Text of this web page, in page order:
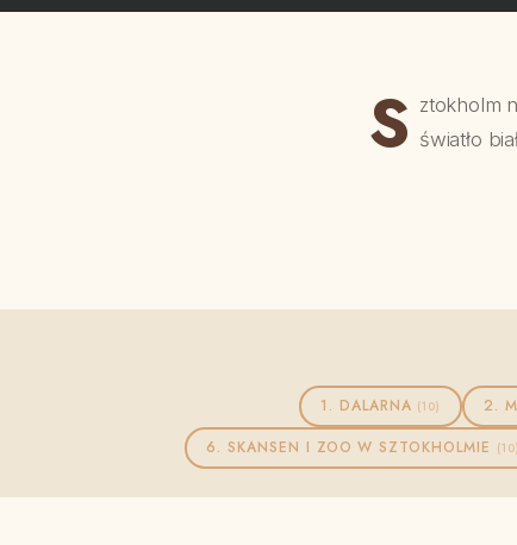
S ztokholm
światło
1. DALARNA (10) 2.
6. SKANSEN I ZOO W SZTOKHOLMIE (10)